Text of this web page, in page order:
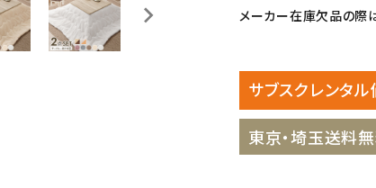
メーカー在庫欠品の際
サブスクレンタ
東京・埼玉送料